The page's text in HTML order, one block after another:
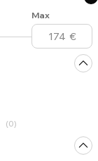
Max
(0)